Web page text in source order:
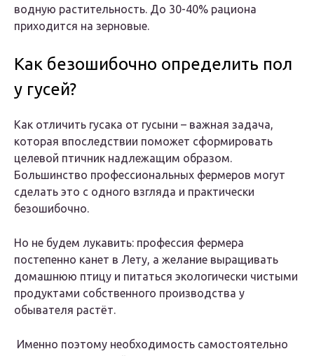
водную растительность. До 30-40% рациона
приходится на зерновые.
Как безошибочно определить пол
у гусей?
Как отличить гусака от гусыни – важная задача,
которая впоследствии поможет сформировать
целевой птичник надлежащим образом.
Большинство профессиональных фермеров могут
сделать это с одного взгляда и практически
безошибочно.
Но не будем лукавить: профессия фермера
постепенно канет в Лету, а желание выращивать
домашнюю птицу и питаться экологически чистыми
продуктами собственного производства у
обывателя растёт.
Именно поэтому необходимость самостоятельно